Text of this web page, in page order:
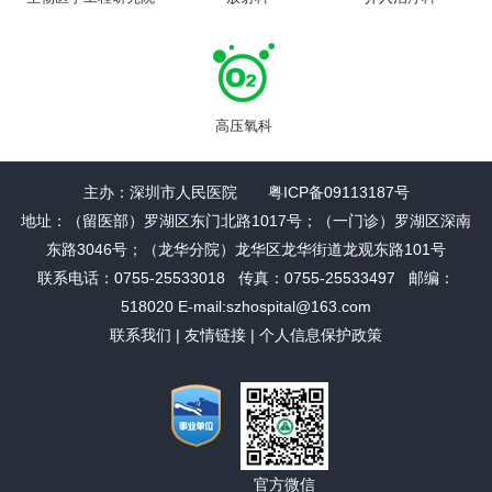
高压氧科
主办：深圳市人民医院 粤ICP备09113187号
地址：（留医部）罗湖区东门北路1017号；（一门诊）罗湖区深南
东路3046号；（龙华分院）龙华区龙华街道龙观东路101号
联系电话：0755-25533018 传真：0755-25533497 邮编：
518020 E-mail:szhospital@163.com
联系我们 | 友情链接 | 个人信息保护政策
官方微信